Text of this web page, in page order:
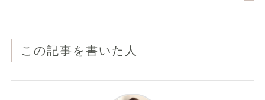
この記事を書いた人